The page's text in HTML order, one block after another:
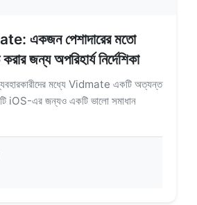
একজন পেশাদারের মতো
জন্য অপরিহার্য নির্দেশিকা
মধ্যে Vidmate একটি অত্যন্ত
iOS-এর জন্যও একটি ভালো সমাধান
একজন পেশাদারের মতো ভিডিও ডাউনলোড করার জন্য